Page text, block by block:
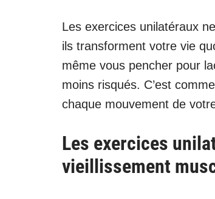
Les exercices unilatéraux
ils transforment votre vie
même vous pencher pour
moins risqués. C’est
chaque mouvement de
Les exercices
vieillissement